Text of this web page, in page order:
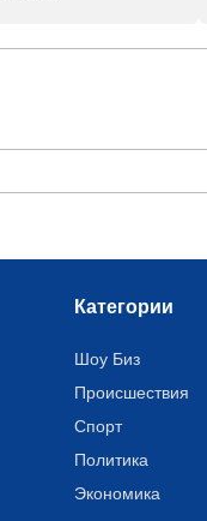
Категории
Шоу Биз
Происшествия
Спорт
Политика
Экономика